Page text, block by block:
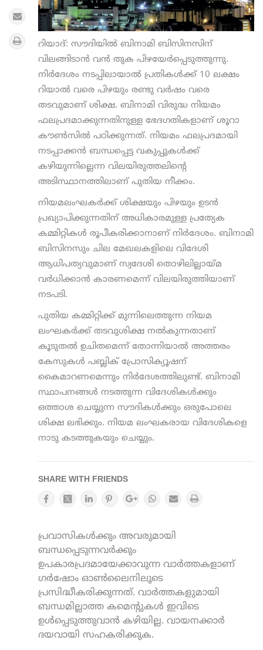
റിയാദ്: സൗദിയില്‍ ബിനാമി ബിസിനസിന്
വിലങ്ങിടാന്‍ വന്‍ തുക പിഴയേര്‍പ്പെടുത്തുന്നു.
നിര്‍ദേശം നടപ്പിലായാല്‍ പ്രതികള്‍ക്ക് 10 ലക്ഷം
റിയാല്‍ വരെ പിഴയും രണ്ടു വര്‍ഷം വരെ
തടവുമാണ് ശിക്ഷ. ബിനാമി വിരുദ്ധ നിയമം
ഫലപ്രദമാക്കുന്നതിനുള്ള ഭേദഗതികളാണ് ശൂറാ
കൗണ്‍സില്‍ പഠിക്കുന്നത്. നിയമം ഫലപ്രദമായി
നടപ്പാക്കന്‍ ബന്ധപ്പെട്ട വകുപ്പുകള്‍ക്ക്
കഴിയുന്നില്ലെന്ന വിലയിരുത്തലിന്റെ
അടിസ്ഥാനത്തിലാണ് പുതിയ നീക്കം.
നിയമലംഘകര്‍ക്ക് ശിക്ഷയും പിഴയും ഉടന്‍
പ്രഖ്യാപിക്കുന്നതിന് അധികാരമുള്ള പ്രത്യേക
കമ്മിറ്റികള്‍ രൂപീകരിക്കാനാണ് നിര്‍ദേശം. ബിനാമി
ബിസിനസും ചില മേഖലകളിലെ വിദേശി
ആധിപത്യവുമാണ് സ്വദേശി തൊഴിലില്ലായ്മ
വര്‍ധിക്കാന്‍ കാരണമെന്ന് വിലയിരുത്തിയാണ്
നടപടി.
പുതിയ കമ്മിറ്റിക്ക് മുന്നിലെത്തുന്ന നിയമ
ലംഘകര്‍ക്ക് തടവുശിക്ഷ നല്‍കുന്നതാണ്
കൂടുതല്‍ ഉചിതമെന്ന് തോന്നിയാല്‍ അത്തരം
കേസുകള്‍ പബ്ലിക് പ്രോസിക്യൂഷന്
കൈമാറണമെന്നും നിര്‍ദേശത്തിലുണ്ട്. ബിനാമി
സ്ഥാപനങ്ങള്‍ നടത്തുന്ന വിദേശികള്‍ക്കും
ഒത്താശ ചെയ്യുന്ന സൗദികള്‍ക്കും ഒരുപോലെ
ശിക്ഷ ലഭിക്കും. നിയമ ലംഘകരായ വിദേശികളെ
നാടു കടത്തുകയും ചെയ്യും.
SHARE WITH FRIENDS
പ്രവാസികൾക്കും അവരുമായി
ബന്ധപ്പെടുന്നവർക്കും
ഉപകാരപ്രദമായേക്കാവുന്ന വാർത്തകളാണ്
ഗർഷോം ഓൺലൈനിലൂടെ
പ്രസിദ്ധീകരിക്കുന്നത്. വാർത്തകളുമായി
ബന്ധമില്ലാത്ത കമെന്റുകൾ ഇവിടെ
ഉൾപ്പെടുത്തുവാൻ കഴിയില്ല. വായനക്കാർ
ദയവായി സഹകരിക്കുക.